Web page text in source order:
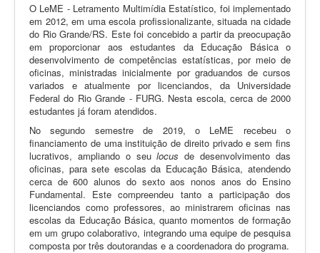
O LeME - Letramento Multimídia Estatístico, foi implementado
em 2012, em uma escola profissionalizante, situada na cidade
do Rio Grande/RS. Este foi concebido a partir da preocupação
em proporcionar aos estudantes da Educação Básica o
desenvolvimento de competências estatísticas, por meio de
oficinas, ministradas inicialmente por graduandos de cursos
variados e atualmente por licenciandos, da Universidade
Federal do Rio Grande - FURG. Nesta escola, cerca de 2000
estudantes já foram atendidos.
No segundo semestre de 2019, o LeME recebeu o
financiamento de uma instituição de direito privado e sem fins
lucrativos, ampliando o seulocus de desenvolvimento das
oficinas, para sete escolas da Educação Básica, atendendo
cerca de 600 alunos do sexto aos nonos anos do Ensino
Fundamental. Este compreendeu tanto a participação dos
licenciandos como professores, ao ministrarem oficinas nas
escolas da Educação Básica, quanto momentos de formação
em um grupo colaborativo, integrando uma equipe de pesquisa
composta por três doutorandas e a coordenadora do programa.